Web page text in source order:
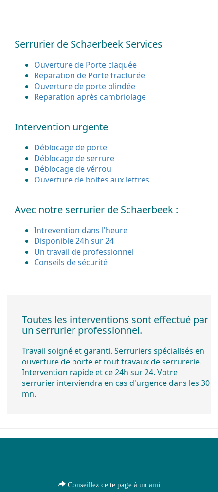
Serrurier de Schaerbeek Services
Ouverture de Porte claquée
Reparation de Porte fracturée
Ouverture de porte blindée
Reparation après cambriolage
Intervention urgente
Déblocage de porte
Déblocage de serrure
Déblocage de vérrou
Ouverture de boites aux lettres
Avec notre serrurier de Schaerbeek :
Intrevention dans l'heure
Disponible 24h sur 24
Un travail de professionnel
Conseils de sécurité
Toutes les interventions sont effectué par
un serrurier professionnel.
Travail soigné et garanti. Serruriers spécialisés en
ouverture de porte et tout travaux de serrurerie.
Intervention rapide et ce 24h sur 24. Votre
serrurier interviendra en cas d'urgence dans les 30
mn.
Conseillez cette page à un ami